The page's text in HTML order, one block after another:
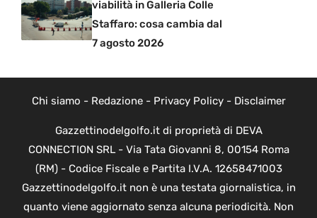
viabilità in Galleria Colle
Staffaro: cosa cambia dal
7 agosto 2026
Chi siamo - Redazione- Privacy Policy- Disclaimer
Gazzettinodelgolfo.it di proprietà di DEVA
CONNECTION SRL - Via Tata Giovanni 8, 00154 Roma
(RM) - Codice Fiscale e Partita I.V.A. 12658471003
Gazzettinodelgolfo.it non è una testata giornalistica, in
quanto viene aggiornato senza alcuna periodicità. Non